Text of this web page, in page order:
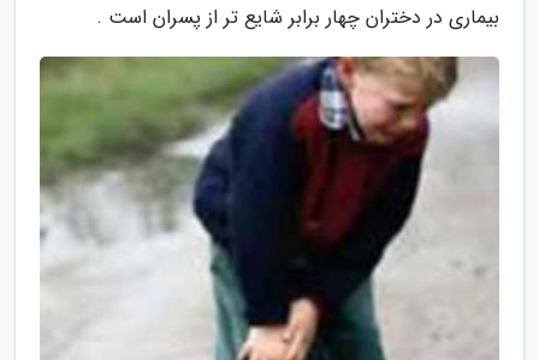
بیماری در دختران چهار برابر شایع تر از پسران است .